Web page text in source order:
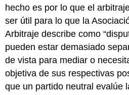
hecho es por lo que el
ser útil para lo que la
Arbitraje describe como
pueden estar demasiado
de vista para mediar o
objetiva de sus respectivas
que un partido neutral evalúe